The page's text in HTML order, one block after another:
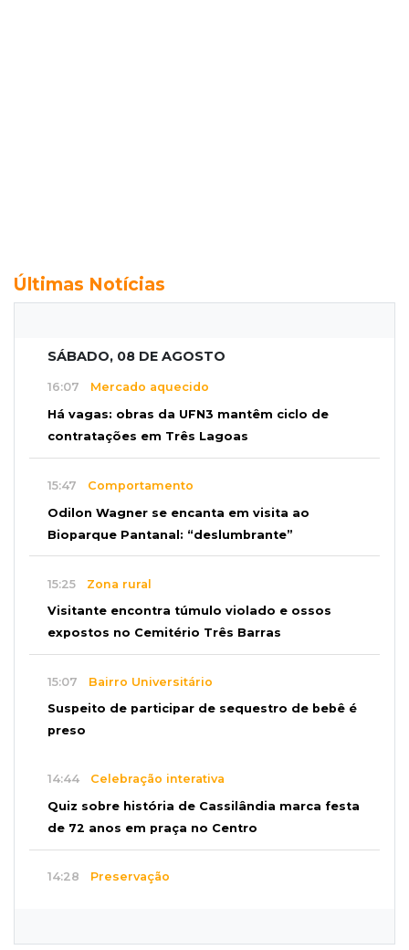
Últimas Notícias
SÁBADO, 08 DE AGOSTO
16:07 Mercado aquecido
Há vagas: obras da UFN3 mantêm ciclo de
contratações em Três Lagoas
15:47 Comportamento
Odilon Wagner se encanta em visita ao
Bioparque Pantanal: “deslumbrante”
15:25 Zona rural
Visitante encontra túmulo violado e ossos
expostos no Cemitério Três Barras
15:07 Bairro Universitário
Suspeito de participar de sequestro de bebê é
preso
14:44 Celebração interativa
Quiz sobre história de Cassilândia marca festa
de 72 anos em praça no Centro
14:28 Preservação